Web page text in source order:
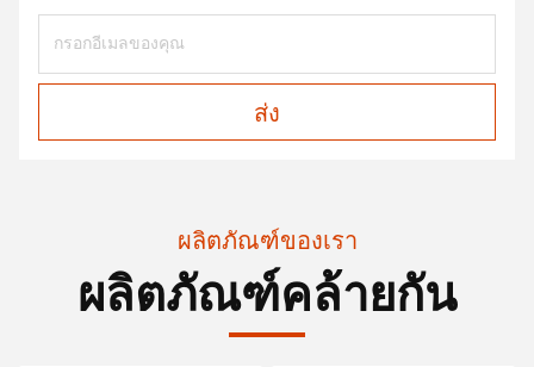
ส่ง
ผลิตภัณฑ์ของเรา
ผลิตภัณฑ์คล้ายกัน